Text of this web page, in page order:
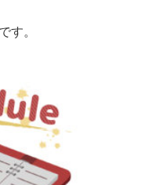
です。